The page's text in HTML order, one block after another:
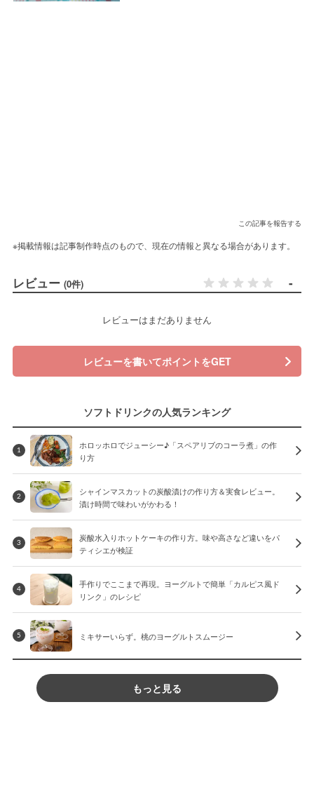
この記事を報告する
※掲載情報は記事制作時点のもので、現在の情報と異なる場合があります。
レビュー (0件) -
レビューはまだありません
レビューを書いてポイントをGET
ソフトドリンクの人気ランキング
1
ホロッホロでジューシー♪「スペアリブのコーラ煮」の作
り方
2
シャインマスカットの炭酸漬けの作り方＆実食レビュー。
漬け時間で味わいがかわる！
3
炭酸水入りホットケーキの作り方。味や高さなど違いをパ
ティシエが検証
4
手作りでここまで再現。ヨーグルトで簡単「カルピス風ド
リンク」のレシピ
5 ミキサーいらず。桃のヨーグルトスムージー
もっと見る